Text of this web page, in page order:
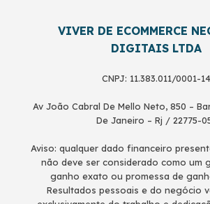
VIVER DE ECOMMERCE
DIGITAIS LTDA
CNPJ: 11.383.011/0001-14
Av João Cabral De Mello Neto, 850 –
De Janeiro – Rj / 22775-
Aviso: qualquer dado financeiro
não deve ser considerado como um
ganho exato ou promessa de
Resultados pessoais e do negócio